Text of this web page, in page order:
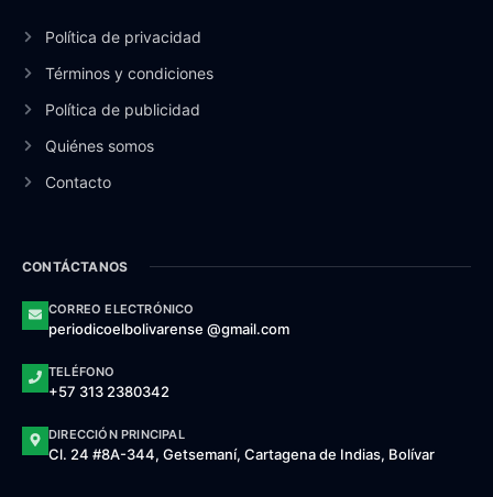
Política de privacidad
Términos y condiciones
Política de publicidad
Quiénes somos
Contacto
CONTÁCTANOS
CORREO ELECTRÓNICO
periodicoelbolivarense @gmail.com
TELÉFONO
+57 313 2380342
DIRECCIÓN PRINCIPAL
Cl. 24 #8A-344, Getsemaní, Cartagena de Indias, Bolívar